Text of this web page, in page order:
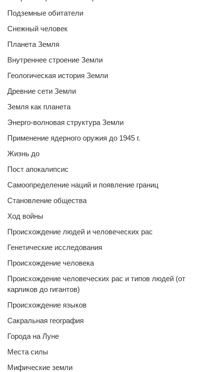
Подземные обитатели
Снежный человек
Планета Земля
Внутреннее строение Земли
Геологическая история Земли
Древние сети Земли
Земля как планета
Энерго-волновая структура Земли
Применение ядерного оружия до 1945 г.
Жизнь до
Пост апокалипсис
Самоопределение наций и появление границ
Становление общества
Ход войны
Происхождение людей и человеческих рас
Генетические исследования
Происхождение человека
Происхождение человеческих рас и типов людей (от
карликов до гигантов)
Происхождение языков
Сакральная география
Города на Луне
Места силы
Мифические земли